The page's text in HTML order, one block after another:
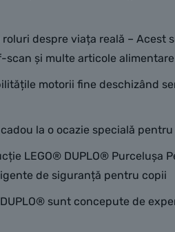
despre viața reală – Acest
scan și multe articole alimentare
motorii fine deschizând
la o ocazie specială
LEGO® DUPLO® Purcelușa
de siguranță pentru copii
sunt concepute de